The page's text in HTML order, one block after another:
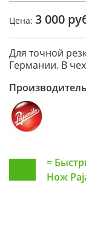
Цена: 3 000
Для точной
Германии. В
=
Нож